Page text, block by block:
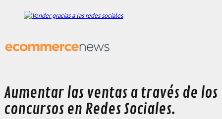
Aumentar las ventas a través de los
concursos en Redes Sociales.